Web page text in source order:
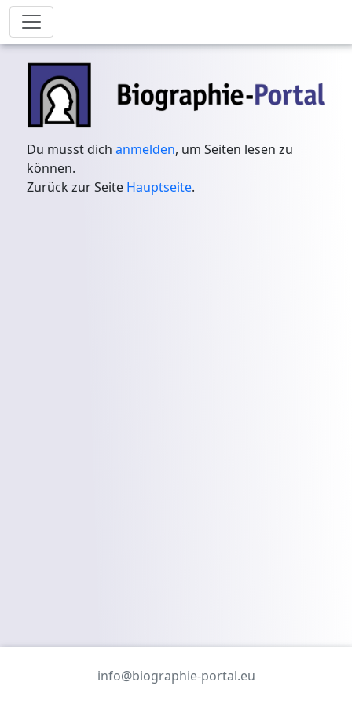
Du musst dichanmelden, um Seiten lesen zu
können.
Zurück zur Seite Hauptseite.
info@biographie-portal.eu